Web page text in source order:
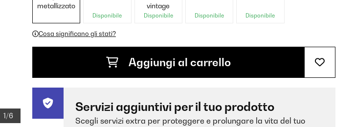
1/6
metallizzato
Disponibile
vintage
Disponibile Disponibile Disponibile
Cosa significano gli stati?
Aggiungi al carrello
Servizi aggiuntivi per il tuo prodotto
Scegli servizi extra per proteggere e prolungare la vita del tuo